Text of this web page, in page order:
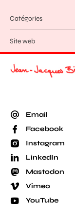
Catégories
Site web
Email
Facebook
Instagram
LinkedIn
Mastodon
Vimeo
YouTube